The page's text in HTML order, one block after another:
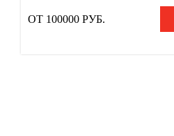
ОТ 100000 РУБ.